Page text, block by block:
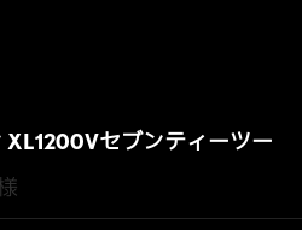
セブンティーツー